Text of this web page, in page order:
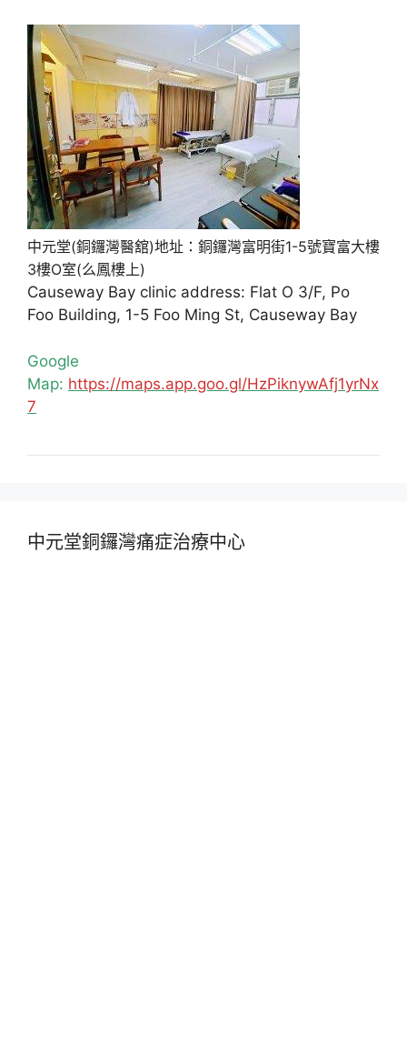
中元堂(銅鑼灣醫舘)地址：銅鑼灣富明街1-5號寶富大樓
3樓O室(么鳳樓上)
Causeway Bay clinic address: Flat O 3/F, Po
Foo Building, 1-5 Foo Ming St, Causeway Bay
Google
Map: https://maps.app.goo.gl/HzPiknywAfj1yrNx
7
中元堂銅鑼灣痛症治療中心